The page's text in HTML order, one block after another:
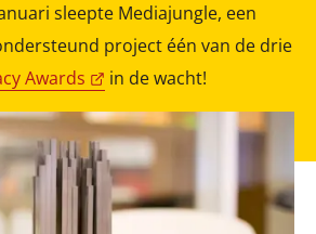
sleepte Mediajungle, een
project één van de drie
Awards
in de wacht!